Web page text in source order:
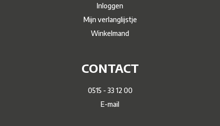
Inloggen
Mijn verlanglijstje
Winkelmand
CONTACT
0515 - 33 12 00
E-mail